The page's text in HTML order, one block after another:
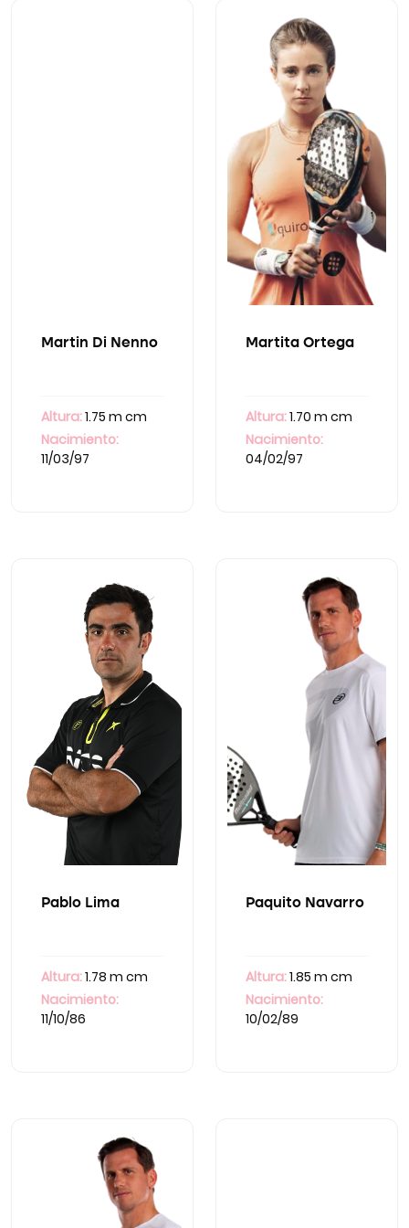
Martin Di Nenno
Altura:1.75 m cm
Nacimiento:
11/03/97
Martita Ortega
Altura:1.70 m cm
Nacimiento:
04/02/97
Pablo Lima
Altura:1.78 m cm
Nacimiento:
11/10/86
Paquito Navarro
Altura:1.85 m cm
Nacimiento:
10/02/89